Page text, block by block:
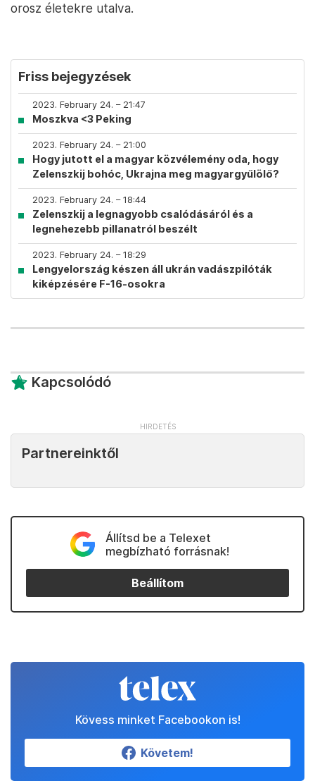
orosz életekre utalva.
Friss bejegyzések
2023. February 24. – 21:47
Moszkva <3 Peking
2023. February 24. – 21:00
Hogy jutott el a magyar közvélemény oda, hogy
Zelenszkij bohóc, Ukrajna meg magyargyűlölő?
2023. February 24. – 18:44
Zelenszkij a legnagyobb csalódásáról és a
legnehezebb pillanatról beszélt
2023. February 24. – 18:29
Lengyelország készen áll ukrán vadászpilóták
kiképzésére F-16-osokra
Kapcsolódó
Partnereinktől
Állítsd be a Telexet
megbízható forrásnak!
Beállítom
Kövess minket Facebookon is!
Követem!